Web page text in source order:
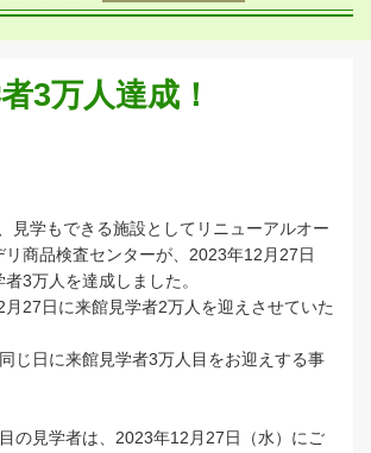
3万人達成！
見学もできる施設としてリニューアルオー
リ商品検査センターが、2023年12月27日
者3万人を達成しました。
27日に来館見学者2万人を迎えさせていた
じ日に来館見学者3万人目をお迎えする事
の見学者は、2023年12月27日（水）にご